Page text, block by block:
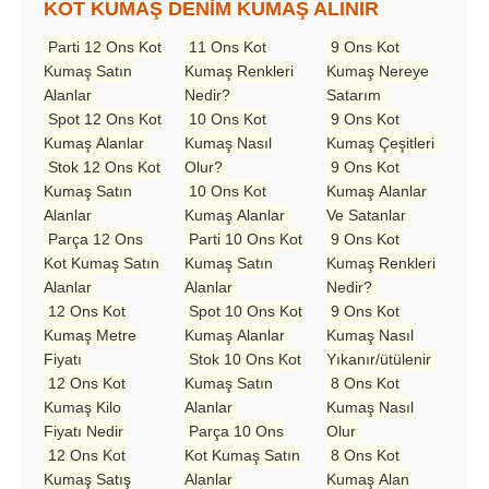
KOT KUMAŞ DENİM KUMAŞ ALINIR
Parti 12 Ons Kot
Kumaş Satın
Alanlar
Spot 12 Ons Kot
Kumaş Alanlar
Stok 12 Ons Kot
Kumaş Satın
Alanlar
Parça 12 Ons
Kot Kumaş Satın
Alanlar
12 Ons Kot
Kumaş Metre
Fiyatı
12 Ons Kot
Kumaş Kilo
Fiyatı Nedir
12 Ons Kot
Kumaş Satış
11 Ons Kot
Kumaş Renkleri
Nedir?
10 Ons Kot
Kumaş Nasıl
Olur?
10 Ons Kot
Kumaş Alanlar
Parti 10 Ons Kot
Kumaş Satın
Alanlar
Spot 10 Ons Kot
Kumaş Alanlar
Stok 10 Ons Kot
Kumaş Satın
Alanlar
Parça 10 Ons
Kot Kumaş Satın
Alanlar
9 Ons Kot
Kumaş Nereye
Satarım
9 Ons Kot
Kumaş Çeşitleri
9 Ons Kot
Kumaş Alanlar
Ve Satanlar
9 Ons Kot
Kumaş Renkleri
Nedir?
9 Ons Kot
Kumaş Nasıl
Yıkanır/ütülenir
8 Ons Kot
Kumaş Nasıl
Olur
8 Ons Kot
Kumaş Alan